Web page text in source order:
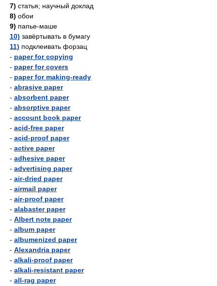
7) статья; научный доклад
8) обои
9) папье-маше
10) завёртывать в бумагу
11) подклеивать форзац
- paper for copying
- paper for covers
- paper for making-ready
- abrasive paper
- absorbent paper
- absorptive paper
- account book paper
- acid-free paper
- acid-proof paper
- active paper
- adhesive paper
- advertising paper
- air-dried paper
- airmail paper
- air-proof paper
- alabaster paper
- Albert note paper
- album paper
- albumenized paper
- Alexandria paper
- alkali-proof paper
- alkali-resistant paper
- all-rag paper